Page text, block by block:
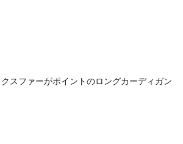
スファーがポイントのロングカーディガン